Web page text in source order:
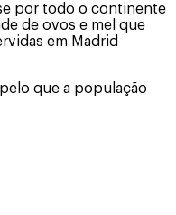
por todo o continente
de ovos e mel que
em Madrid
que a população